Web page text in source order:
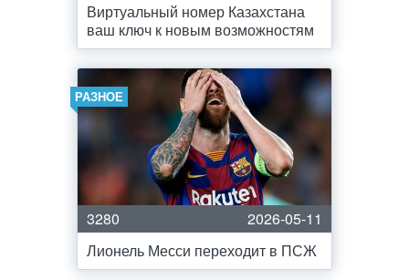
Виртуальный номер Казахстана
ваш ключ к новым возможностям
РАЗНОЕ
3280
2026-05-11
Лионель Месси переходит в ПСЖ